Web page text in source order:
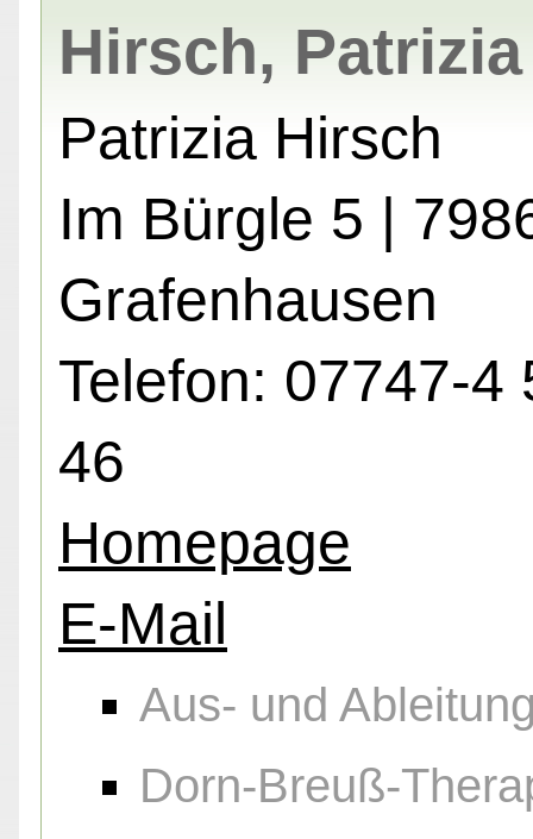
Hirsch, Patrizia
Patrizia Hirsch
Im Bürgle 5 |
Grafenhausen
Telefon: 07747-4
46
Homepage
E-Mail
Aus- und
Dorn-Breuß-